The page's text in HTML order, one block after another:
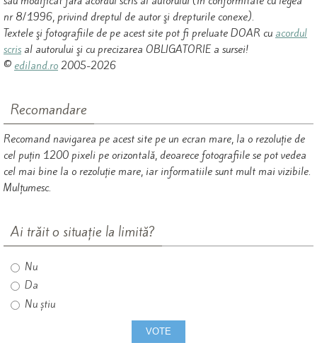
nr 8/1996, privind dreptul de autor şi drepturile conexe).
Textele şi fotografiile de pe acest site pot fi preluate DOAR cu acordul
scris al autorului şi cu precizarea OBLIGATORIE a sursei!
© ediland.ro 2005-2026
Recomandare
Recomand navigarea pe acest site pe un ecran mare, la o rezoluție de
cel puțin 1200 pixeli pe orizontală, deoarece fotografiile se pot vedea
cel mai bine la o rezoluție mare, iar informatiile sunt mult mai vizibile.
Mulțumesc.
Ai trăit o situație la limită?
Nu
Da
Nu știu